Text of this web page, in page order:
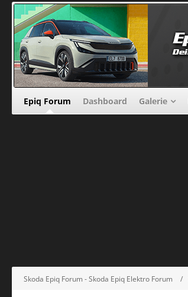
Epiq Forum Dashboard Galerie
Skoda Epiq Forum - Skoda Epiq Elektro Forum